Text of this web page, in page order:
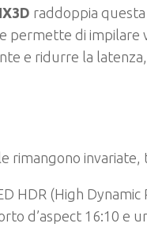
raddoppia
permette di impilare
e ridurre la
rimangono invariate,
HDR (High
d’aspect 16:10 e